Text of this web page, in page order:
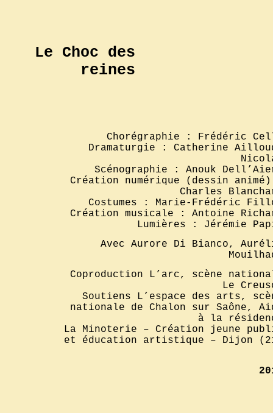
Le Choc des
reines
Chorégraphie : Frédéric
Dramaturgie : Catherine
Scénographie : Anouk
Création numérique (dessin
Charles
Costumes : Marie-Frédéric
Création musicale : Antoine
Lumières : Jérémie
Avec Aurore Di Bianco,
Coproduction L’arc, scène
Le
Soutiens L’espace des arts,
nationale de Chalon sur Saône,
à la
La Minoterie – Création jeune
et éducation artistique – Dijon